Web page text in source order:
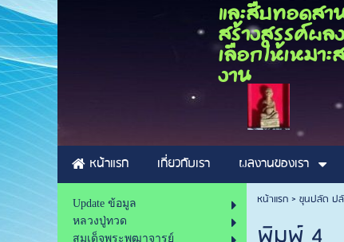
และสืบทอดสา
สร้างสรรค์ผล
เลือกให้เหมา
งาน
หน้าแรก เกี่ยวกับเรา ผลงานของเรา
Update ข้อมูล
หลวงปู่ทวด
สมเด็จพระพุฒาจารย์
หน้าแรก> ขุนปลัด ป